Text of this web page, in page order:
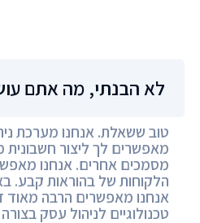
לא הבנתי, מה אתם
טוב ששאלת. אנחנו מערכת
מאפשרים לך ליצור
מסמכים אחרים. אנחנו
הלקוחות של בהוראות קבע.
אנחנו מאפשרים הרבה מאוד
טכנולוגיים לניהול עסק